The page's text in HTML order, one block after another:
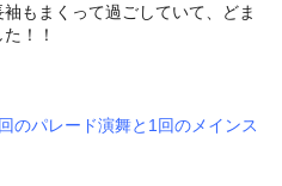
もまくって過ごしていて、どま
！！
のパレード演舞と1回のメインス